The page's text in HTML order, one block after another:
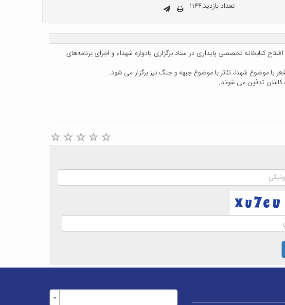
تعداد بازدید:۱۱۴۴
کتابخانه تخصصی پایداری در ستاد برگزاری یادواره شهداء و اجرای برنامه‌های
موضوع شهدا، تئاتر با موضوع جبهه و جنگ نیز برگزار می شود.